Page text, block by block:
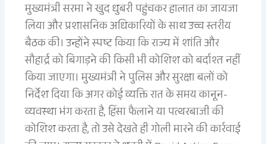
मुख्यमंत्री सरमा ने खुद धुबरी पहुंचकर हालात का जायजा
लिया और प्रशासनिक अधिकारियों के साथ उच्च स्तरीय
बैठक की। उन्होंने स्पष्ट किया कि राज्य में शांति और
सौहार्द्र को बिगाड़ने की किसी भी कोशिश को बर्दाश्त नहीं
किया जाएगा। मुख्यमंत्री ने पुलिस और सुरक्षा बलों को
निर्देश दिया कि अगर कोई व्यक्ति रात के समय कानून-
व्यवस्था भंग करता है, हिंसा फैलाने या पत्थरबाजी की
कोशिश करता है, तो उसे देखते ही गोली मारने की कार्रवाई